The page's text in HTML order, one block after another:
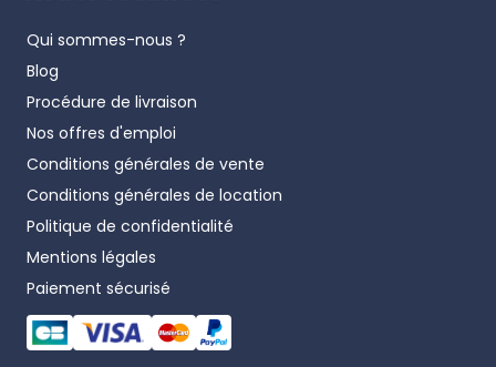
Qui sommes-nous ?
Blog
Procédure de livraison
Nos offres d'emploi
Conditions générales de vente
Conditions générales de location
Politique de confidentialité
Mentions légales
Paiement sécurisé